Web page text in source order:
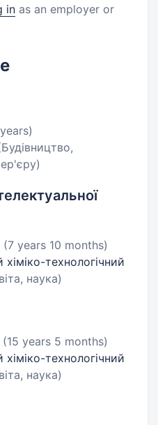
in as an employer or
(7 years 10 months)
технологічний
наука)
(15 years 5 months)
технологічний
наука)